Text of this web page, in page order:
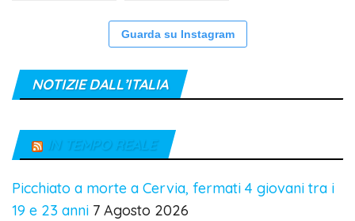
Guarda su Instagram
NOTIZIE DALL’ITALIA
IN TEMPO REALE
Picchiato a morte a Cervia, fermati 4 giovani tra i
19 e 23 anni 7 Agosto 2026